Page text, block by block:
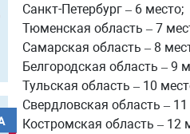
Санкт-Петербург – 6 место;
Тюменская область – 7
Самарская область – 8
Белгородская область – 9
Тульская область – 10
Свердловская область –
Костромская область – 12